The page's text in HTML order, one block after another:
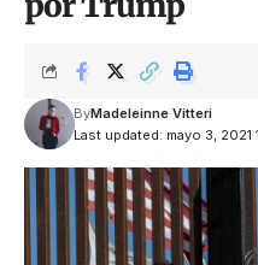
Last updated: mayo 3, 2021
ByMadeleinne Vitteri